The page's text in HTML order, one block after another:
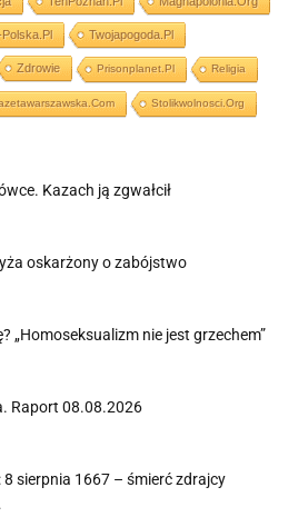
Twojapogoda.pl
Zdrowie Prisonplanet.pl Religia
Stolikwolnosci.org
Kazach ją zgwałcił
oskarżony o zabójstwo
„Homoseksualizm nie jest grzechem”
Raport 08.08.2026
sierpnia 1667 – śmierć zdrajcy